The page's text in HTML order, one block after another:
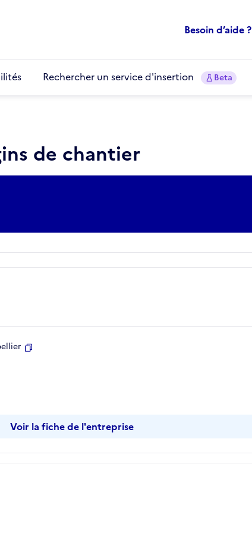
Besoin d’aide ?
Rechercher un service d'insertion Beta
de chantier
Voir la fiche de l'entreprise